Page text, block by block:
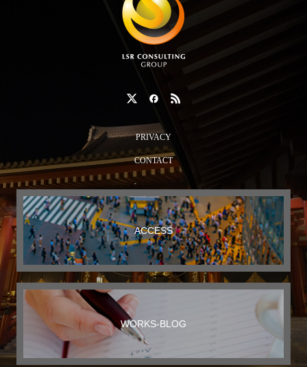
PRIVACY
CONTACT
ACCESS
WORKS-BLOG